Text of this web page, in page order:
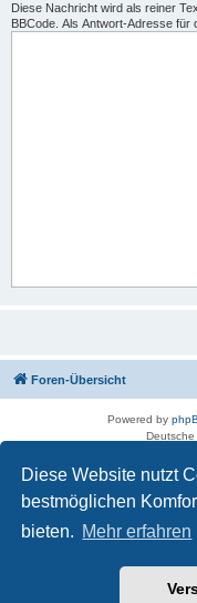
Diese Website nutzt
bestmöglichen
bieten. Mehr erfahren
Diese Nachricht wird als reiner
BBCode. Als Antwort-Adresse für
Foren-Übersicht
Powered by
Betreiber des Forums für die
in Zusammenarbeit mit der